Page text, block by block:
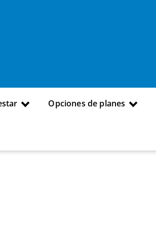
Opciones de planes